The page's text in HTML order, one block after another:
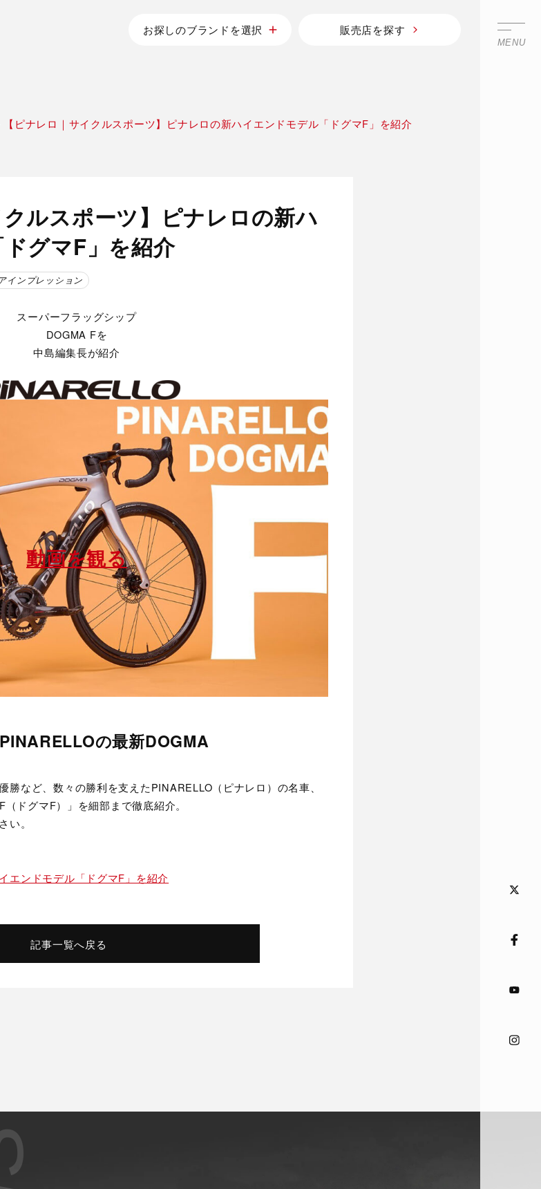
MENU
お探しのブランドを選択 販売店を探す
【ピナレロ｜サイクルスポーツ】ピナレロの新ハイエンドモデル「ドグマF」を紹介
クルスポーツ】ピナレロの新ハ
グマF」を紹介
インプレッション
スーパーフラッグシップ
DOGMA Fを
中島編集長が紹介
動画を観る
の最新DOGMA
勝など、数々の勝利を支えたPINARELLO（ピナレロ）の名車、
ドグマF）」を細部まで徹底紹介。
い。
エンドモデル「ドグマF」を紹介
記事一覧へ戻る